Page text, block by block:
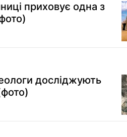
приховує одна з
досліджують